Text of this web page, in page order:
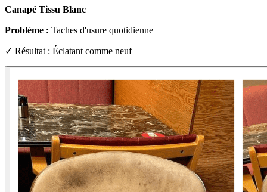
Canapé Tissu Blanc
Problème : Taches d'usure quotidienne
✓ Résultat : Éclatant comme neuf